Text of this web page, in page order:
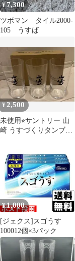
¥7,300
ツボマン タイル2000-
105 うすば
¥2,500
未使用⭐︎サントリー 山
崎 うすづくりタンブラ
¥1,000
[ジェクス]スゴうす
100012個×3パック